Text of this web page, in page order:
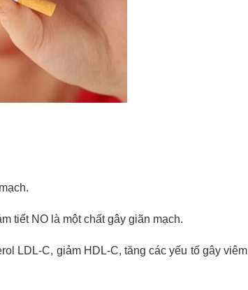
tiết NO là một chất gây giãn mạch.
LDL-C, giảm HDL-C, tăng các yếu tố gây viêm